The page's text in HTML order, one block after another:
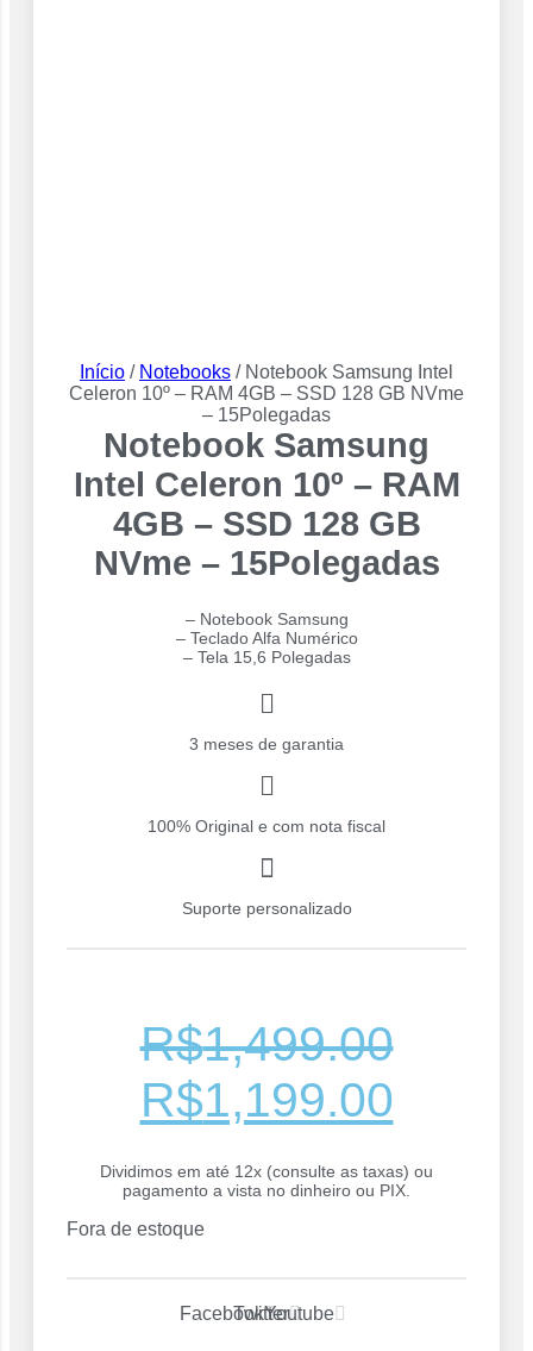
Início / Notebooks / Notebook Samsung Intel
Celeron 10º – RAM 4GB – SSD 128 GB NVme
– 15Polegadas
Notebook Samsung
Intel Celeron 10º – RAM
4GB – SSD 128 GB
NVme – 15Polegadas
– Notebook Samsung
– Teclado Alfa Numérico
– Tela 15,6 Polegadas
3 meses de garantia
100% Original e com nota fiscal
Suporte personalizado
R$1,499.00
O
preço
original
R$1,499.00.
R$1,199.00O
preço
atual
Dividimos em até 12x (consulte as taxas) ou
pagamento a vista no dinheiro ou PIX.
Fora de estoque
Facebook
TwitterYoutube